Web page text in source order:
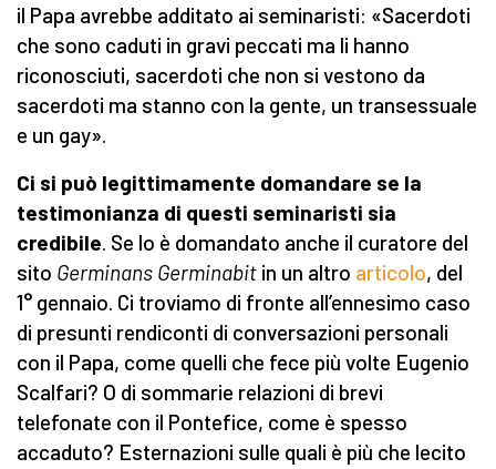
il Papa avrebbe additato ai seminaristi: «Sacerdoti
che sono caduti in gravi peccati ma li hanno
riconosciuti, sacerdoti che non si vestono da
sacerdoti ma stanno con la gente, un transessuale
e un gay».
Ci si può legittimamente domandare se la
testimonianza di questi seminaristi sia
credibile. Se lo è domandato anche il curatore del
sito Germinans Germinabit in un altro articolo, del
1° gennaio. Ci troviamo di fronte all’ennesimo caso
di presunti rendiconti di conversazioni personali
con il Papa, come quelli che fece più volte Eugenio
Scalfari? O di sommarie relazioni di brevi
telefonate con il Pontefice, come è spesso
accaduto? Esternazioni sulle quali è più che lecito